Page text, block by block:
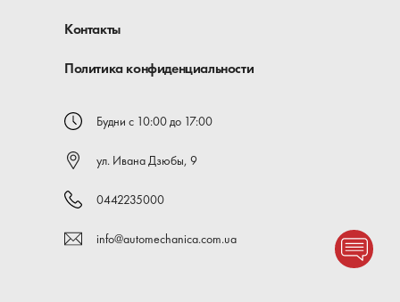
Контакты
Политика конфиденциальности
Будни с 10:00 до 17:00
ул. Ивана Дзюбы, 9
0442235000
info@automechanica.com.ua